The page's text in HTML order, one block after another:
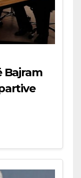
Bajram